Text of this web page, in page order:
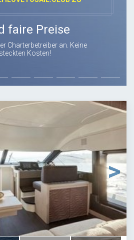
faire Preise
Charterbetreiber an. Keine
Kosten!